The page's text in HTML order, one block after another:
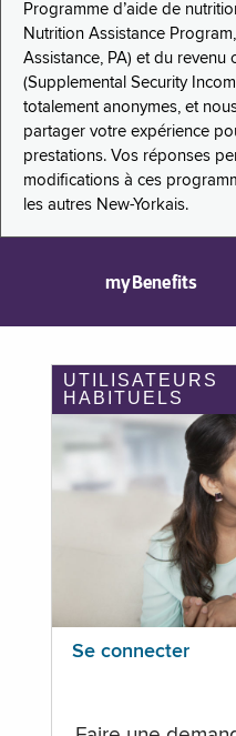
Programme d’aide de
Nutrition Assistance
Assistance, PA) et du revenu
(Supplemental Security
totalement anonymes, et
partager votre expérience
prestations. Vos réponses
modifications à ces
les autres New-Yorkais.
myBenefits
UTILISATEURS
HABITUELS
Se connecter